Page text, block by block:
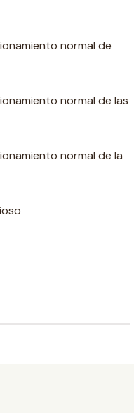
normal de
normal de las
normal de la